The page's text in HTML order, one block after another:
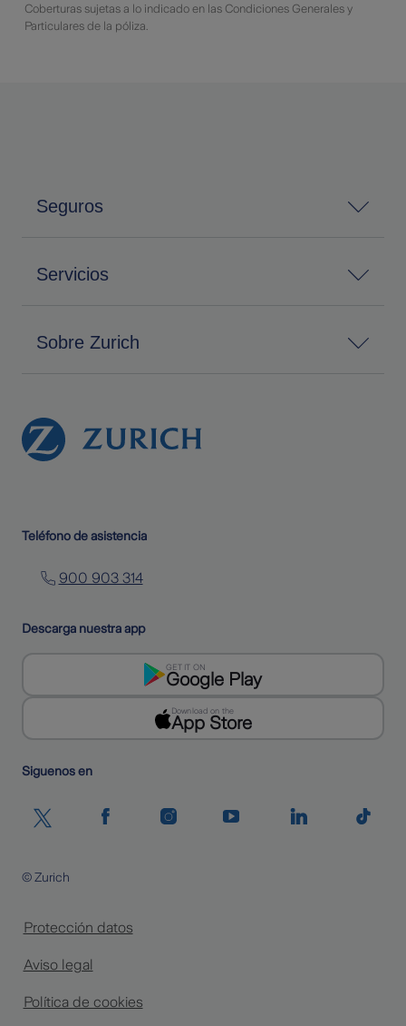
Coberturas sujetas a lo indicado en las Condiciones Generales y
Particulares de la póliza.
Seguros
Servicios
Sobre Zurich
Teléfono de asistencia
900 903 314
Descarga nuestra app
GET IT ON
Google Play
Download on the
App Store
Siguenos en
Protección datos
Aviso legal
Política de cookies
© Zurich